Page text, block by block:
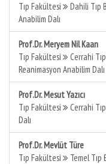
Tıp Fakültesi
Dahili Tıp
Anabilim Dalı
Prof.Dr. Meryem Nil Kaan
Tıp Fakültesi
Cerrahi
Reanimasyon Anabilim Dalı
Prof.Dr. Mesut Yazıcı
Tıp Fakültesi
Cerrahi
Dalı
Prof.Dr. Mevlüt Türe
Tıp Fakültesi
Temel Tıp